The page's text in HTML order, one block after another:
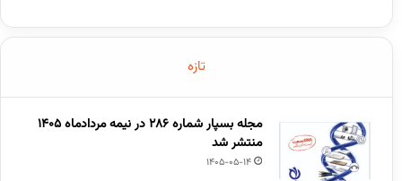
تازه
مجله بسپار شماره 286 در نیمه مردادماه 1405
منتشر شد
1405-05-14